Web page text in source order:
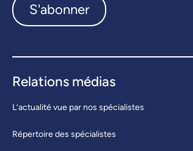
S'abonner
Relations médias
L’actualité vue par nos spécialistes
Répertoire des spécialistes